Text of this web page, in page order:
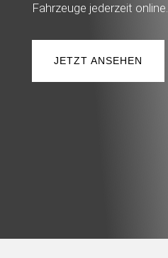
Fahrzeuge jederzeit online.
JETZT ANSEHEN